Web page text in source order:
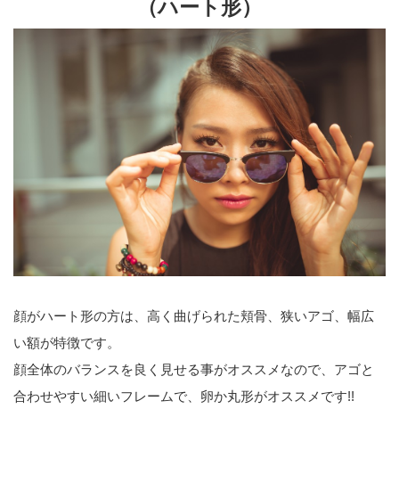
（ハート形）
顔がハート形の方は、高く曲げられた頬骨、狭いアゴ、幅広
い額が特徴です。
顔全体のバランスを良く見せる事がオススメなので、アゴと
合わせやすい細いフレームで、卵か丸形がオススメです!!